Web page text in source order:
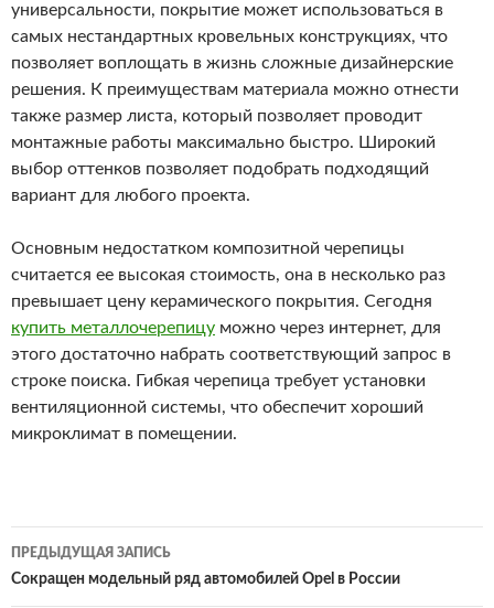
универсальности, покрытие может использоваться в
самых нестандартных кровельных конструкциях, что
позволяет воплощать в жизнь сложные дизайнерские
решения. К преимуществам материала можно отнести
также размер листа, который позволяет проводит
монтажные работы максимально быстро. Широкий
выбор оттенков позволяет подобрать подходящий
вариант для любого проекта.
Основным недостатком композитной черепицы
считается ее высокая стоимость, она в несколько раз
превышает цену керамического покрытия. Сегодня
купить металлочерепицу можно через интернет, для
этого достаточно набрать соответствующий запрос в
строке поиска. Гибкая черепица требует установки
вентиляционной системы, что обеспечит хороший
микроклимат в помещении.
Навигация
ПРЕДЫДУЩАЯ ЗАПИСЬ
Сокращен модельный ряд автомобилей Opel в России